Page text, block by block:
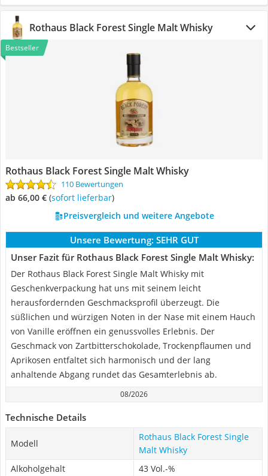
Rothaus Black Forest Single Malt Whisky
Bestseller
Rothaus Black Forest Single Malt Whisky
110 Bewertungen
ab 66,00 € ( Sofort lieferbar)
Preisvergleich und weitere Angebote
Unsere Bewertung: SEHR GUT
Unser Fazit für Rothaus Black Forest Single Malt Whisky:
Der Rothaus Black Forest Single Malt Whisky mit
Geschenkverpackung hat uns mit seinem leicht
herausfordernden Geschmacksprofil überzeugt. Die
süßlichen und würzigen Noten in der Nase mit einem Hauch
von Vanille eröffnen ein genussvolles Erlebnis. Der
Geschmack von Zartbitterschokolade, Trockenpflaumen und
Aprikosen entfaltet sich harmonisch und der lang
anhaltende Abgang rundet das Gesamterlebnis ab.
08/2026
Technische Details
Modell
Rothaus Black Forest Single
Malt Whisky
Alkoholgehalt
43 Vol.-%